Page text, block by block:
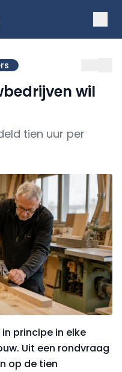
wil
tien uur per
principe in elke
Uit een rondvraag
op de tien